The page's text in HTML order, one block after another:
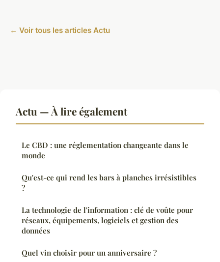
← Voir tous les articles Actu
Actu — À lire également
Le CBD : une réglementation changeante dans le
monde
Qu'est-ce qui rend les bars à planches irrésistibles
?
La technologie de l'information : clé de voûte pour
réseaux, équipements, logiciels et gestion des
données
Quel vin choisir pour un anniversaire ?